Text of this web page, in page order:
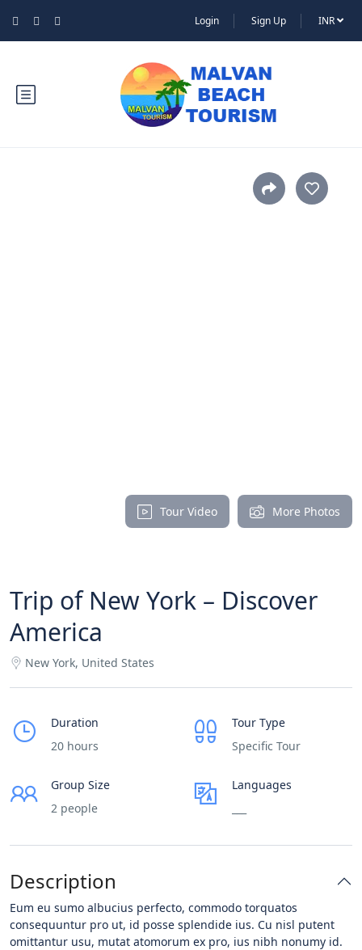
Login Sign Up INR
Tour Video More Photos
Trip of New York – Discover
America
New York, United States
Duration
20 hours
Tour Type
Specific Tour
Group Size
2 people
Languages
Description
Eum eu sumo albucius perfecto, commodo torquatos
consequuntur pro ut, id posse splendide ius. Cu nisl putent
omittantur usu, mutat atomorum ex pro, ius nibh nonumy id.